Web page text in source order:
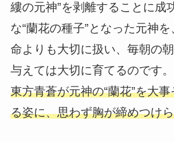
縷の元神”を剥離することに成
な“蘭花の種子”となった元神
命よりも大切に扱い、毎朝の
与えては大切に育てるのです。
東方青蒼が元神の“蘭花”を大
る姿に、思わず胸が締めつけ